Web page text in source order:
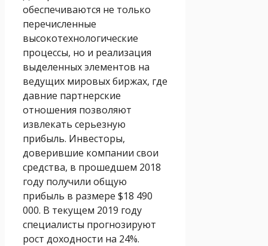
обеспечиваются не только
перечисленные
высокотехнологические
процессы, но и реализация
выделенных элементов на
ведущих мировых биржах, где
давние партнерские
отношения позволяют
извлекать серьезную
прибыль. Инвесторы,
доверившие компании свои
средства, в прошедшем 2018
году получили общую
прибыль в размере $18 490
000. В текущем 2019 году
специалисты прогнозируют
рост доходности на 24%.